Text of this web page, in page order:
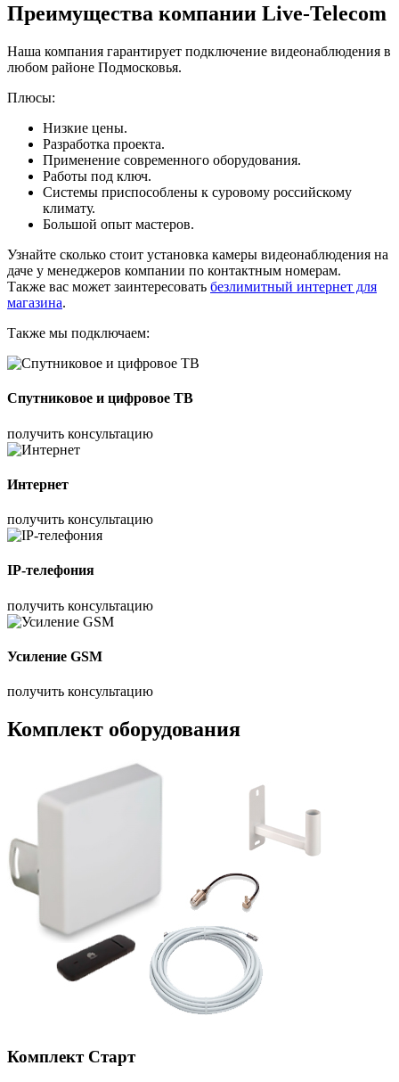
Преимущества компании Live-Telecom
Наша компания гарантирует подключение видеонаблюдения в
любом районе Подмосковья.
Плюсы:
Низкие цены.
Разработка проекта.
Применение современного оборудования.
Работы под ключ.
Системы приспособлены к суровому российскому
климату.
Большой опыт мастеров.
Узнайте сколько стоит установка камеры видеонаблюдения на
даче у менеджеров компании по контактным номерам.
Также вас может заинтересовать безлимитный интернет для
магазина.
Также мы подключаем:
Спутниковое и цифровое ТВ
получить консультацию
Интернет
получить консультацию
IP-телефония
получить консультацию
Усиление GSM
получить консультацию
Комплект оборудования
Комплект Старт